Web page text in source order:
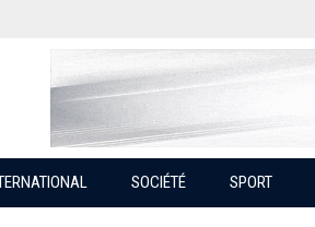
SOCIÉTÉ SPORT